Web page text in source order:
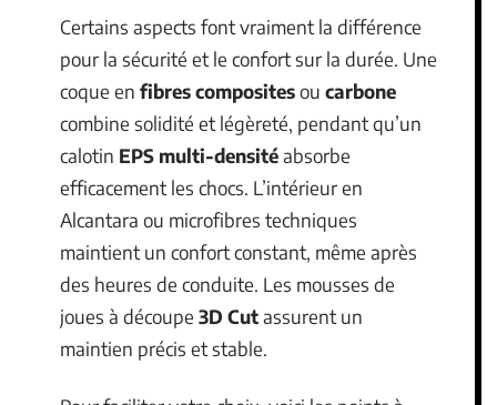
Certains aspects font vraiment la différence
pour la sécurité et le confort sur la durée. Une
coque en fibres compositesou carbone
combine solidité et légèreté, pendant qu’un
calotin EPS multi-densitéabsorbe
efficacement les chocs. L’intérieur en
Alcantara ou microfibres techniques
maintient un confort constant, même après
des heures de conduite. Les mousses de
joues à découpe 3D Cutassurent un
maintien précis et stable.